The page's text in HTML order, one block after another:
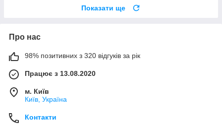
Показати ще
Про нас
98% позитивних з 320 відгуків за рік
Працює з 13.08.2020
м. Київ
Київ, Україна
Контакти